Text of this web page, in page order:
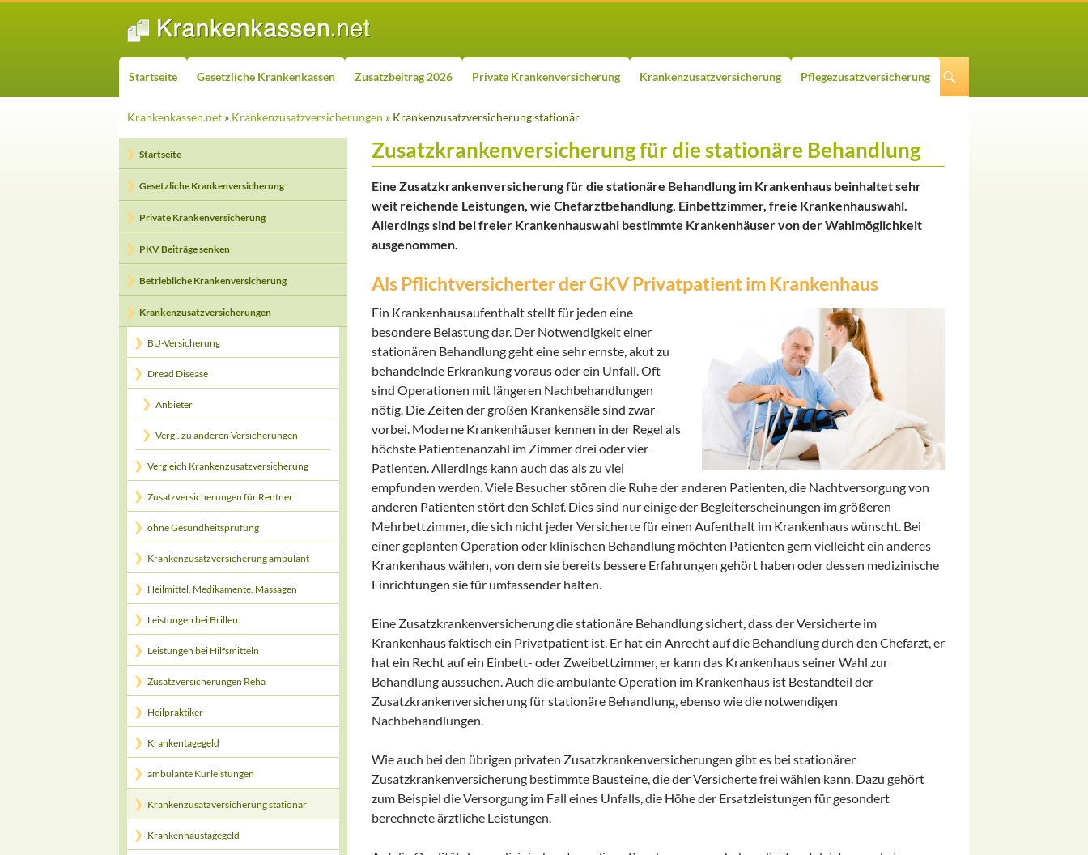
ZUM INHALT SPRINGEN
Startseite Gesetzliche Krankenkassen Zusatzbeitrag 2026 Private Krankenversicherung Krankenzusatzversicherung Pflegezusatzversicherung
Krankenkassen.net » Krankenzusatzversicherungen » Krankenzusatzversicherung stationär
Zusatzkrankenversicherung für die stationäre Behandlung
Eine Zusatzkrankenversicherung für die stationäre Behandlung im Krankenhaus beinhaltet sehr
weit reichende Leistungen, wie Chefarztbehandlung, Einbettzimmer, freie Krankenhauswahl.
Allerdings sind bei freier Krankenhauswahl bestimmte Krankenhäuser von der Wahlmöglichkeit
ausgenommen.
Als Pflichtversicherter der GKV Privatpatient im Krankenhaus
Ein Krankenhausaufenthalt stellt für jeden eine
besondere Belastung dar. Der Notwendigkeit einer
stationären Behandlung geht eine sehr ernste, akut zu
behandelnde Erkrankung voraus oder ein Unfall. Oft
sind Operationen mit längeren Nachbehandlungen
nötig. Die Zeiten der großen Krankensäle sind zwar
vorbei. Moderne Krankenhäuser kennen in der Regel als
höchste Patientenanzahl im Zimmer drei oder vier
Patienten. Allerdings kann auch das als zu viel
empfunden werden. Viele Besucher stören die Ruhe der anderen Patienten, die Nachtversorgung von
anderen Patienten stört den Schlaf. Dies sind nur einige der Begleiterscheinungen im größeren
Mehrbettzimmer, die sich nicht jeder Versicherte für einen Aufenthalt im Krankenhaus wünscht. Bei
einer geplanten Operation oder klinischen Behandlung möchten Patienten gern vielleicht ein anderes
Krankenhaus wählen, von dem sie bereits bessere Erfahrungen gehört haben oder dessen medizinische
Einrichtungen sie für umfassender halten.
Eine Zusatzkrankenversicherung die stationäre Behandlung sichert, dass der Versicherte im
Krankenhaus faktisch ein Privatpatient ist. Er hat ein Anrecht auf die Behandlung durch den Chefarzt, er
hat ein Recht auf ein Einbett- oder Zweibettzimmer, er kann das Krankenhaus seiner Wahl zur
Behandlung aussuchen. Auch die ambulante Operation im Krankenhaus ist Bestandteil der
Zusatzkrankenversicherung für stationäre Behandlung, ebenso wie die notwendigen
Nachbehandlungen.
Wie auch bei den übrigen privaten Zusatzkrankenversicherungen gibt es bei stationärer
Zusatzkrankenversicherung bestimmte Bausteine, die der Versicherte frei wählen kann. Dazu gehört
zum Beispiel die Versorgung im Fall eines Unfalls, die Höhe der Ersatzleistungen für gesondert
berechnete ärztliche Leistungen.
Startseite
Gesetzliche Krankenversicherung
Private Krankenversicherung
PKV Beiträge senken
Betriebliche Krankenversicherung
Krankenzusatzversicherungen
BU-Versicherung
Dread Disease
Anbieter
Vergl. zu anderen Versicherungen
Vergleich Krankenzusatzversicherung
Zusatzversicherungen für Rentner
ohne Gesundheitsprüfung
Krankenzusatzversicherung ambulant
Heilmittel, Medikamente, Massagen
Leistungen bei Brillen
Leistungen bei Hilfsmitteln
Zusatzversicherungen Reha
Heilpraktiker
Krankentagegeld
ambulante Kurleistungen
Krankenzusatzversicherung stationär
Krankenhaustagegeld